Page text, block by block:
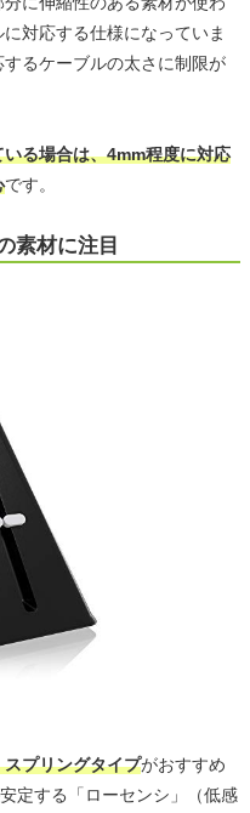
対応する仕様になっていま
るケーブルの太さに制限が
る場合は、4mm程度に対応
です。
素材に注目
スプリングタイプがおすすめ
定する「ローセンシ」（低感